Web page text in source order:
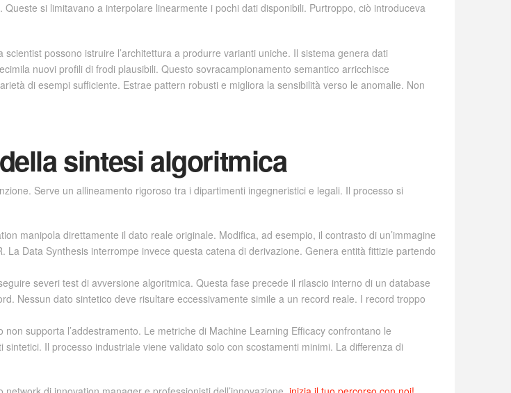
si limitavano a interpolare linearmente i pochi dati disponibili. Purtroppo, ciò introduceva
possono istruire l’architettura a produrre varianti uniche. Il sistema genera dati
nuovi profili di frodi plausibili. Questo sovracampionamento semantico arricchisce
di esempi sufficiente. Estrae pattern robusti e migliora la sensibilità verso le anomalie. Non
sintesi algoritmica
Serve un allineamento rigoroso tra i dipartimenti ingegneristici e legali. Il processo si
manipola direttamente il dato reale originale. Modifica, ad esempio, il contrasto di un’immagine
Data Synthesis interrompe invece questa catena di derivazione. Genera entità fittizie partendo
severi test di avversione algoritmica. Questa fase precede il rilascio interno di un database
Nessun dato sintetico deve risultare eccessivamente simile a un record reale. I record troppo
supporta l’addestramento. Le metriche di Machine Learning Efficacy confrontano le
Il processo industriale viene validato solo con scostamenti minimi. La differenza di